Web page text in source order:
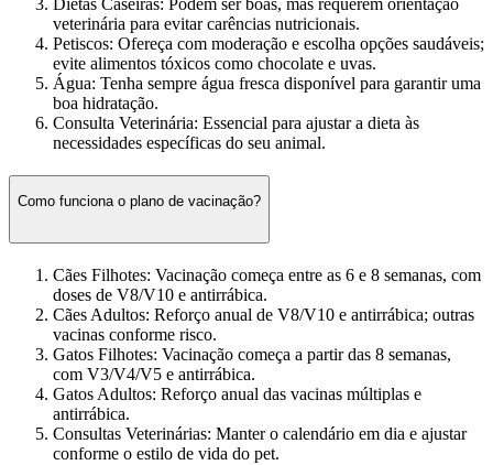
Dietas Caseiras: Podem ser boas, mas requerem orientação
veterinária para evitar carências nutricionais.
Petiscos: Ofereça com moderação e escolha opções saudáveis;
evite alimentos tóxicos como chocolate e uvas.
Água: Tenha sempre água fresca disponível para garantir uma
boa hidratação.
Consulta Veterinária: Essencial para ajustar a dieta às
necessidades específicas do seu animal.
Como funciona o plano de vacinação?
Cães Filhotes: Vacinação começa entre as 6 e 8 semanas, com
doses de V8/V10 e antirrábica.
Cães Adultos: Reforço anual de V8/V10 e antirrábica; outras
vacinas conforme risco.
Gatos Filhotes: Vacinação começa a partir das 8 semanas,
com V3/V4/V5 e antirrábica.
Gatos Adultos: Reforço anual das vacinas múltiplas e
antirrábica.
Consultas Veterinárias: Manter o calendário em dia e ajustar
conforme o estilo de vida do pet.